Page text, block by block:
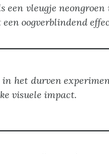
vleugje
oogverblindend
het durven
visuele impact.